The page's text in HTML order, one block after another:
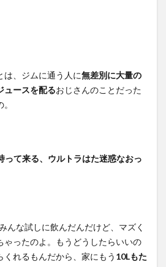
は、ジムに通う人に無差別に大量の
ュースを配るおじさんのことだった
って来る、ウルトラはた迷惑なおっ
んな試しに飲んだんだけど、マズく
ゃったのよ。もうどうしたらいいの
くれるもんだから、家にもう 10Lもた